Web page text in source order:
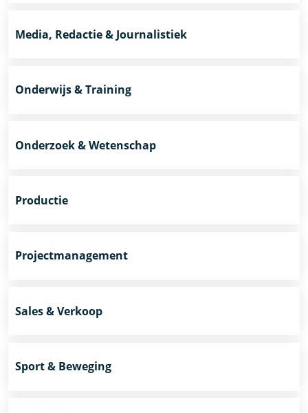
Media, Redactie & Journalistiek
Onderwijs & Training
Onderzoek & Wetenschap
Productie
Projectmanagement
Sales & Verkoop
Sport & Beweging